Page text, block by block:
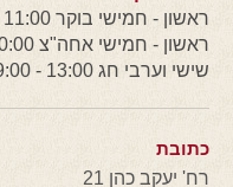
ראשון - חמישי בוקר 11:00 - 9:00
ראשון - חמישי אחה"צ 20:00 - 16:00
שישי וערבי חג 13:00 - 9:00
כתובת
רח' יעקב כהן 21